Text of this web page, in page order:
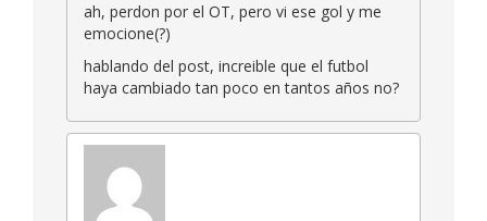
ah, perdon por el OT, pero vi ese gol y me
emocione(?)
hablando del post, increible que el futbol
haya cambiado tan poco en tantos años no?